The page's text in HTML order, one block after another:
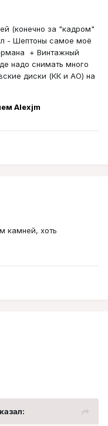
(конечно за "кадром"
- Шептоны самое моё
+ Винтажный
надо снимать много
диски (КК и АО) на
Alexjm
камней, хоть